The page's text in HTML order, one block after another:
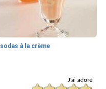
sodas à la crème
J'ai adoré